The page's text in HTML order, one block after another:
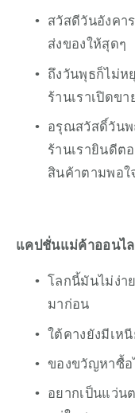
สวัสดีวันอังคา
ส่งของให้สุดๆ
ถึงวันพุธก็ไม่ห
ร้านเราเปิดข
อรุณสวัสดิ์วัน
ร้านเรายินดีต
สินค้าตามพอใ
แคปชั่นแม่ค้าออนไ
โลกนี้มันไม่ง่า
มาก่อน
ใต้คางยังมีเห
ของขวัญหาซื้อ
อยากเป็นแว่น